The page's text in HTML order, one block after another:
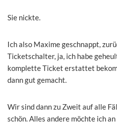
Sie nickte.
Ich also Maxime geschnappt,
Ticketschalter, ja, ich habe
komplette Ticket erstattet
dann gut gemacht.
Wir sind dann zu Zweit auf alle
schön. Alles andere möchte ich